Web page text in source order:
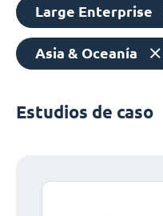
Large Enterprise
Asia & Oceanía
Estudios de caso